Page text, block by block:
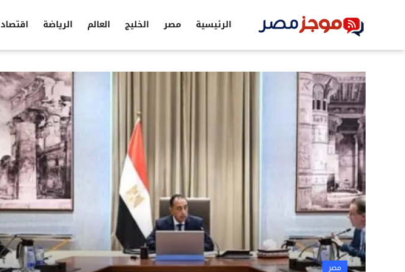
الرئيسية مصر الخليج العالم الرياضة اقتصاد
الرئيسية
تكنولوجيا
مصر